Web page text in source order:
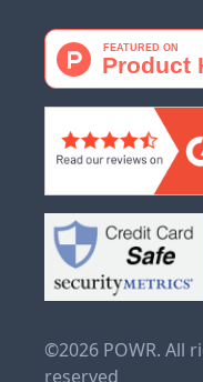
©2026 POWR. All
reserved